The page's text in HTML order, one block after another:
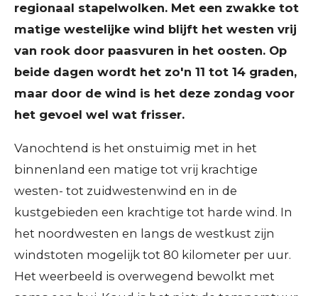
regionaal stapelwolken. Met een zwakke tot
matige westelijke wind blijft het westen vrij
van rook door paasvuren in het oosten. Op
beide dagen wordt het zo'n 11 tot 14 graden,
maar door de wind is het deze zondag voor
het gevoel wel wat frisser.
Vanochtend is het onstuimig met in het
binnenland een matige tot vrij krachtige
westen- tot zuidwestenwind en in de
kustgebieden een krachtige tot harde wind. In
het noordwesten en langs de westkust zijn
windstoten mogelijk tot 80 kilometer per uur.
Het weerbeeld is overwegend bewolkt met